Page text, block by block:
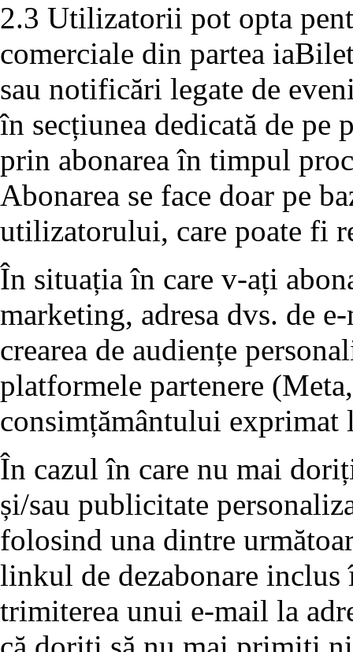
2.3 Utilizatorii pot opta
comerciale din partea
sau notificări legate de
în secțiunea dedicată de pe
prin abonarea în timpul
Abonarea se face doar pe
utilizatorului, care poate fi
În situația în care v-ați
marketing, adresa dvs. de
crearea de audiențe
platformele partenere
consimțământului exprimat
În cazul în care nu mai
și/sau publicitate
folosind una dintre
linkul de dezabonare
trimiterea unui e-mail la